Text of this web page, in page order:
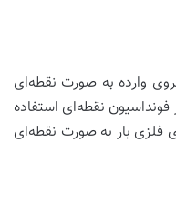
وارده به صورت نقطه‌ای
نقطه‌ای استفاده
فلزی بار به صورت نقطه‌ای